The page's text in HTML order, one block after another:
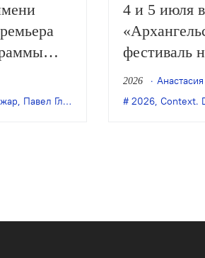
вечер
, Павел Глухов премьера,современный
4 и 5 июля
фестиваль
«А-
премьера
2026
2026, Context.